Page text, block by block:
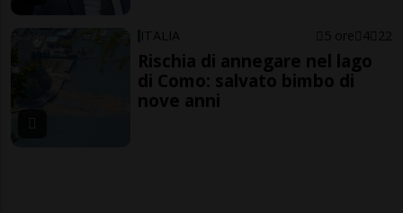
ITALIA 5 ore 4 22
Rischia di annegare nel lago
di Como: salvato bimbo di
nove anni